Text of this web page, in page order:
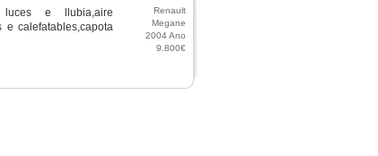
luces e llubia,aire
e calefatables,capota
Renault
Megane
2004 Ano
9.800€